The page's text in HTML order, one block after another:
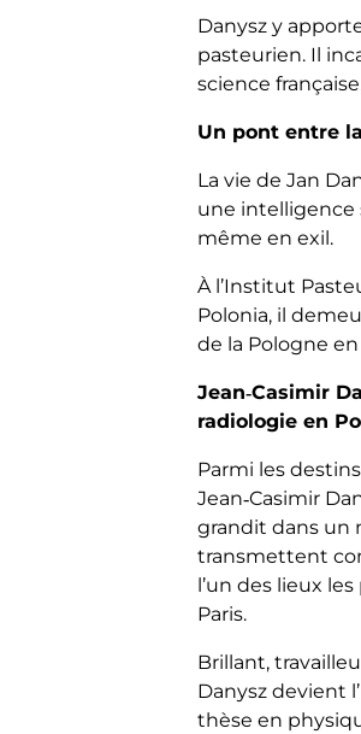
Danysz y
pasteurien. Il
science
Un pont entre
La vie de Jan
une intelligence
même en exil.
À l’Institut
Polonia, il
de la Pologne en
Jean‑Casimir
radiologie en
Parmi les
Jean‑Casimir
grandit dans un
transmettent
l’un des lieux
Paris.
Brillant,
Danysz devient
thèse en